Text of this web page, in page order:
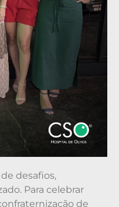
desafios,
Para celebrar
de